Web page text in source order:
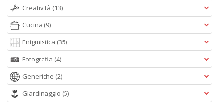
Creatività (13)
Cucina (9)
Enigmistica (35)
Fotografia (4)
Generiche (2)
Giardinaggio (5)